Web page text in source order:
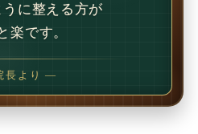
けることで
方が多いです。
長より —